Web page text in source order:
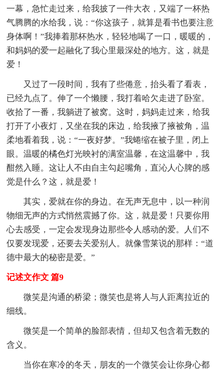
一幕，急忙走过来，给我披了一件大衣，又端了一杯热
气腾腾的水给我，说：“你这孩子，就算是看书也要注意
身体啊！”我捧着那杯热水，轻轻地喝了一口，暖暖的，
和妈妈的爱一起融化了我心里最深处的地方。这，就是
爱！
又过了一段时间，我有了些倦意，抬头看了看表，
已经九点了。伸了一个懒腰，我打着哈欠走进了卧室。
收拾了一番，我躺进了被窝。这时，妈妈走过来，给我
打开了小夜灯，又坐在我的床边，给我掖了掖被角，温
柔地看着我，说：“一夜好梦。”我蜷缩在被子里，闭上
眼。温暖的橘色灯光映衬的满室温馨，在这温馨中，我
酣然入睡。这让人不由自主勾起嘴角，直沁人心脾的感
觉是什么？这，就是爱！
其实，爱就在你的身边。在无声无息中，以一种润
物细无声的方式悄然震撼了你。这，就是爱！只要你用
心去感受，一定会发现身边那些令人感动的爱。人们不
仅要发现爱，还要去关爱别人。就像雪莱说的那样：“道
德中最大的秘密是爱。”
记述文作文 篇9
微笑是沟通的桥梁；微笑也是将人与人距离拉近的
细线。
微笑是一个简单的脸部表情，但却又包含着无数的
含义。
当你在寒冷的冬天，朋友的一个微笑会让你身心都